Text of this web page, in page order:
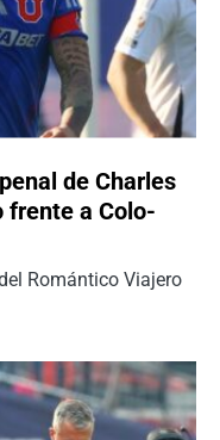
de Charles
frente a Colo-
Romántico Viajero